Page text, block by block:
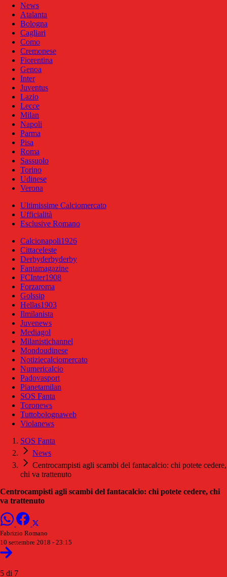
News
Atalanta
Bologna
Cagliari
Como
Cremonese
Fiorentina
Genoa
Inter
Juventus
Lazio
Lecce
Milan
Napoli
Parma
Pisa
Roma
Sassuolo
Torino
Udinese
Verona
Ultimissime Calciomercato
Ufficialità
Esclusive Romano
Calcionapoli1926
Cittaceleste
Derbyderbyderby
Fantamagazine
FCInter1908
Forzaroma
Golssip
Hellas1903
Ilmilanista
Juvenews
Mediagol
Milanistichannel
Mondoudinese
Notiziecalciomercato
Numericalcio
Padovasport
Pianetamilan
SOS Fanta
Toronews
Tuttobolognaweb
Violanews
SOS Fanta
News
Centrocampisti agli scambi del fantacalcio: chi potete cedere,
chi va trattenuto
Centrocampisti agli scambi del fantacalcio: chi potete cedere, chi
va trattenuto
Fabrizio Romano
10 settembre 2018 - 23:15
5 di 7